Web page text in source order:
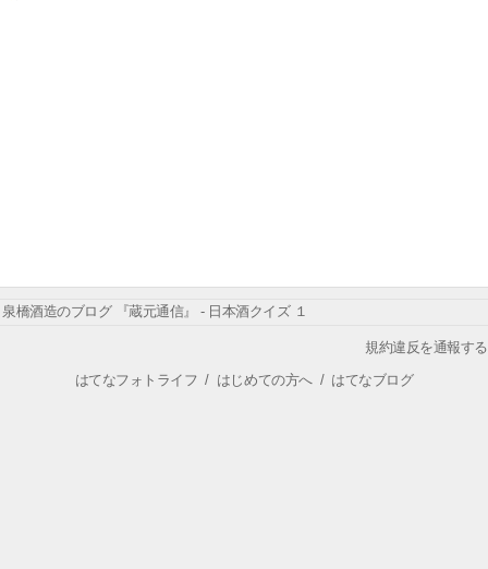
泉橋酒造のブログ 『蔵元通信』 - 日本酒クイズ １
規約違反を通報する
はてなフォトライフ / はじめての方へ/ はてなブログ